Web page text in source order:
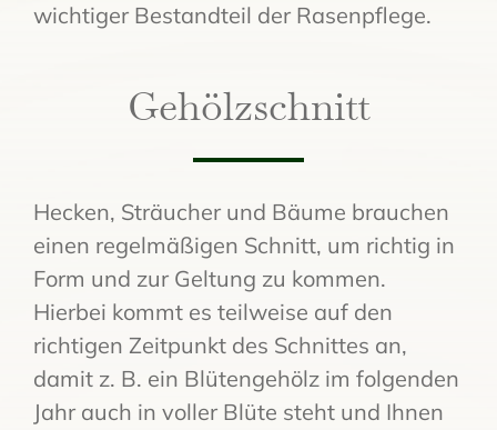
wichtiger Bestandteil der Rasenpflege.
Gehölzschnitt
Hecken, Sträucher und Bäume brauchen
einen regelmäßigen Schnitt, um richtig in
Form und zur Geltung zu kommen.
Hierbei kommt es teilweise auf den
richtigen Zeitpunkt des Schnittes an,
damit z. B. ein Blütengehölz im folgenden
Jahr auch in voller Blüte steht und Ihnen